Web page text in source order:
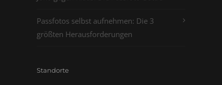
Passfotos selbst aufnehmen: Die 3
größten Herausforderungen
Standorte